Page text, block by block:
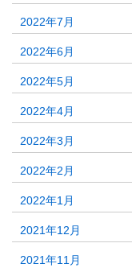
2022年7月
2022年6月
2022年5月
2022年4月
2022年3月
2022年2月
2022年1月
2021年12月
2021年11月